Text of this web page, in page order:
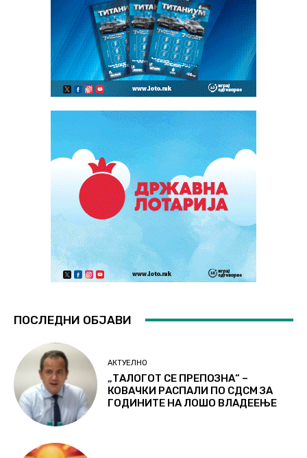
ПОСЛЕДНИ ОБЈАВИ
АКТУЕЛНО
„ТАЛОГОТ СЕ ПРЕПОЗНА“ –
КОВАЧКИ РАСПАЛИ ПО СДСМ ЗА
ГОДИНИТЕ НА ЛОШО ВЛАДЕЕЊЕ